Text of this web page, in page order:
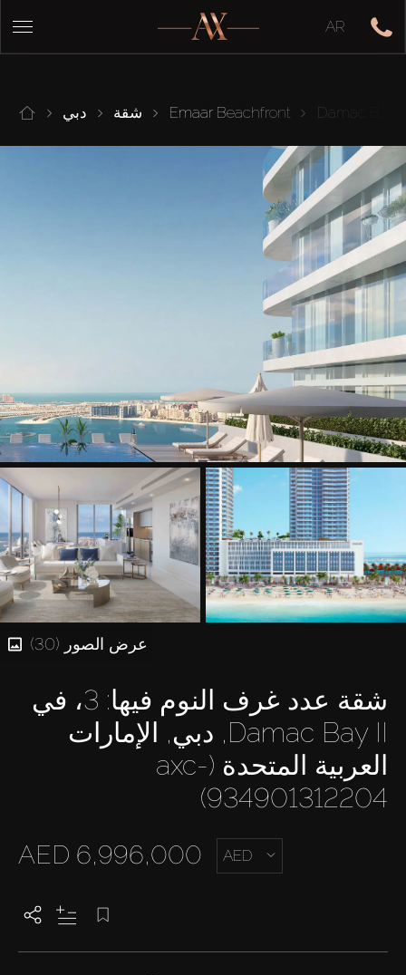
AR
دبي شقة Emaar Beachfront Damac Bay II
عرض الصور (30)
شقة عدد غرف النوم فيها: 3، في
Damac Bay II, دبي, الإمارات
العربية المتحدة (axc-
934901312204)
AED 6,996,000 AED